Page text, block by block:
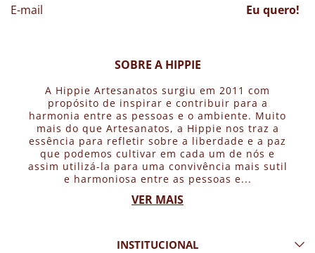
Eu quero!
SOBRE A HIPPIE
A Hippie Artesanatos surgiu em 2011 com
propósito de inspirar e contribuir para a
harmonia entre as pessoas e o ambiente. Muito
mais do que Artesanatos, a Hippie nos traz a
essência para refletir sobre a liberdade e a paz
que podemos cultivar em cada um de nós e
assim utilizá-la para uma convivência mais sutil
e harmoniosa entre as pessoas e...
VER MAIS
INSTITUCIONAL